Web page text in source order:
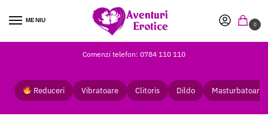
MENIU
0
Comenzi telefon: 0784 110 110
Reduceri Vibratoare Clitoris Dildo Masturbatoare